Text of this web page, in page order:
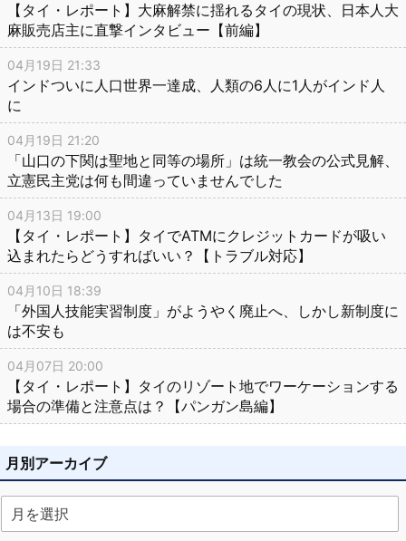
【タイ・レポート】大麻解禁に揺れるタイの現状、日本人大
麻販売店主に直撃インタビュー【前編】
04月19日 21:33
インドついに人口世界一達成、人類の6人に1人がインド人
に
04月19日 21:20
「山口の下関は聖地と同等の場所」は統一教会の公式見解、
立憲民主党は何も間違っていませんでした
04月13日 19:00
【タイ・レポート】タイでATMにクレジットカードが吸い
込まれたらどうすればいい？【トラブル対応】
04月10日 18:39
「外国人技能実習制度」がようやく廃止へ、しかし新制度に
は不安も
04月07日 20:00
【タイ・レポート】タイのリゾート地でワーケーションする
場合の準備と注意点は？【パンガン島編】
月別アーカイブ